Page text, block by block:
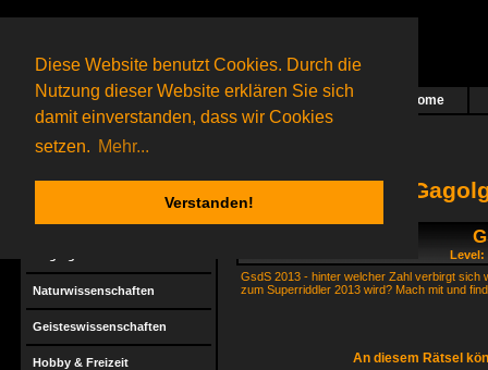
Diese Website benutzt Cookies. Durch die
Nutzung dieser Website erklären Sie sich
damit einverstanden, dass wir Cookies
setzen. Mehr...
Verstanden!
Das nächste Rätsel ist in Arbeit Home
26 Gagolganeronline(0 registrierte und 26 Gäste)
Gagolganer:
9732Rätsel online:
Naturwissenschaften
Geisteswissenschaften
Hobby & Freizeit
Level:
GsdS 2013 - hinter welcher Zahl verbirgt sich
zum Superriddler 2013 wird? Mach mit und
An diesem Rätsel